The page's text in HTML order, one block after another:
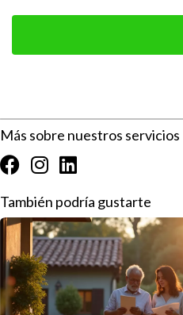
Más sobre nuestros servicios
También podría gustarte